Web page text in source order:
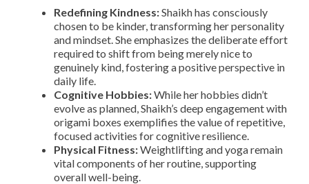
Redefining Kindness:Shaikh has consciously
chosen to be kinder, transforming her personality
and mindset. She emphasizes the deliberate effort
required to shift from being merely nice to
genuinely kind, fostering a positive perspective in
daily life.
Cognitive Hobbies:While her hobbies didn’t
evolve as planned, Shaikh’s deep engagement with
origami boxes exemplifies the value of repetitive,
focused activities for cognitive resilience.
Physical Fitness:Weightlifting and yoga remain
vital components of her routine, supporting
overall well-being.